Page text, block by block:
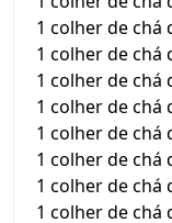
1 colher de chá
1 colher de chá
1 colher de chá
1 colher de chá
1 colher de chá
1 colher de chá
1 colher de chá
1 colher de chá